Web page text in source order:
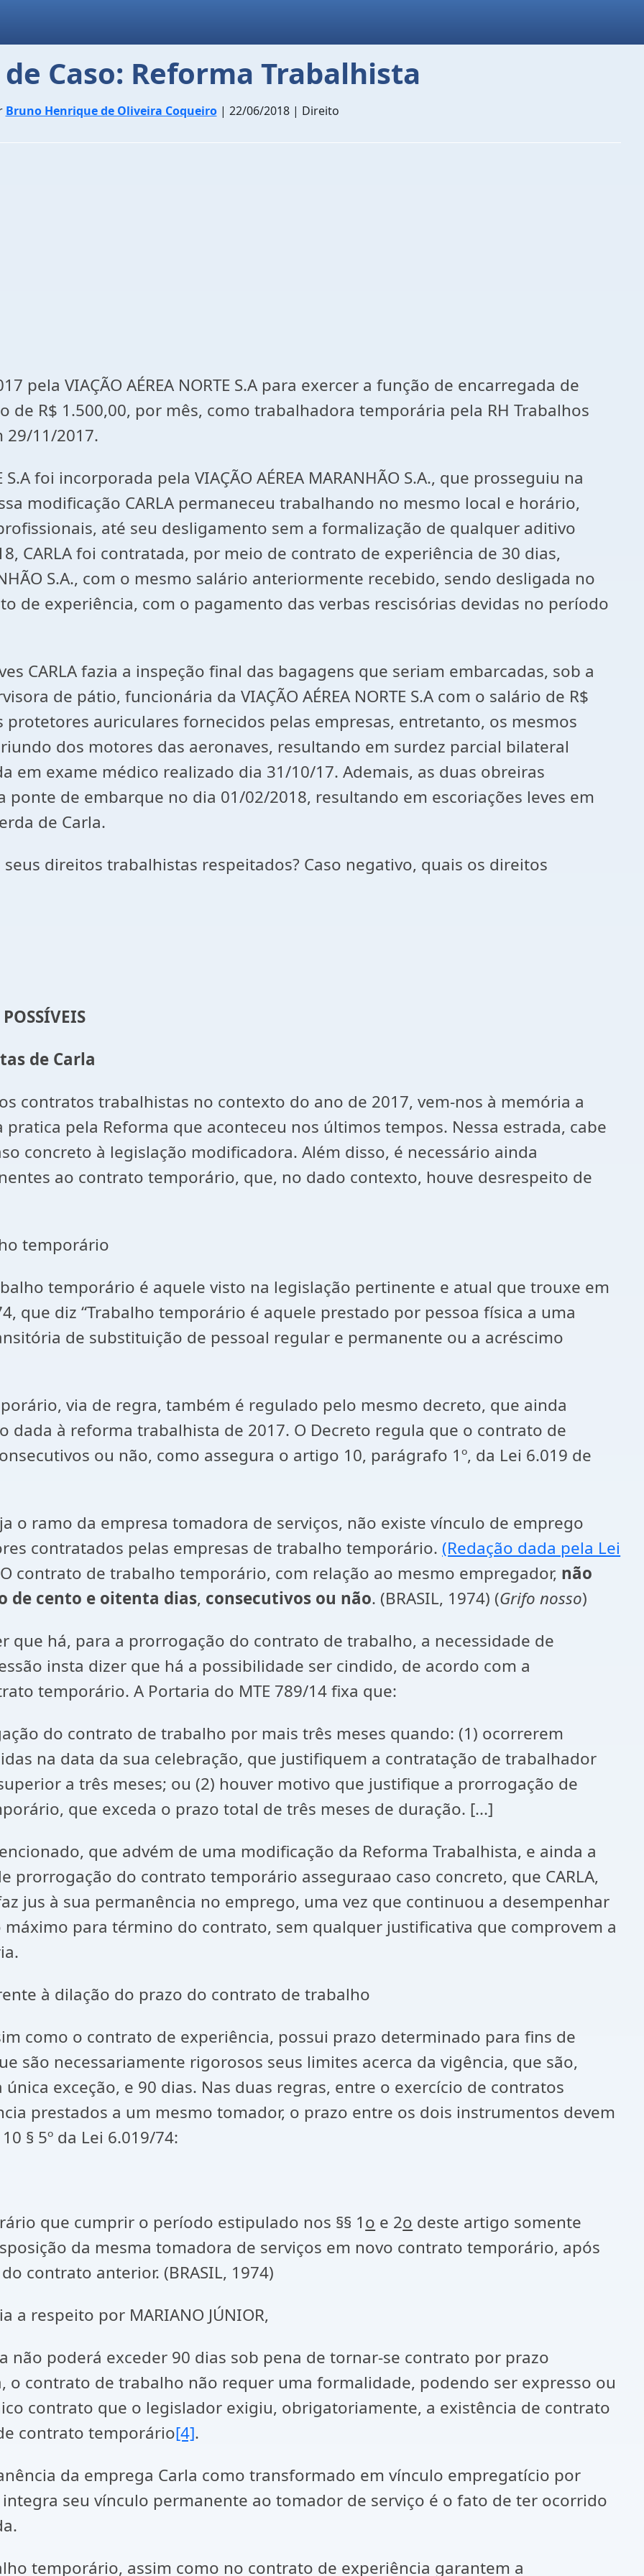
Caso: Reforma Trabalhista
Bruno Henrique de Oliveira Coqueiro| 22/06/2018 | Direito
pela VIAÇÃO AÉREA NORTE S.A para exercer a função de encarregada de
de R$ 1.500,00, por mês, como trabalhadora temporária pela RH Trabalhos
29/11/2017.
S.A foi incorporada pela VIAÇÃO AÉREA MARANHÃO S.A., que prosseguiu na
modificação CARLA permaneceu trabalhando no mesmo local e horário,
até seu desligamento sem a formalização de qualquer aditivo
CARLA foi contratada, por meio de contrato de experiência de 30 dias,
S.A., com o mesmo salário anteriormente recebido, sendo desligada no
de experiência, com o pagamento das verbas rescisórias devidas no período
CARLA fazia a inspeção final das bagagens que seriam embarcadas, sob a
de pátio, funcionária da VIAÇÃO AÉREA NORTE S.A com o salário de R$
protetores auriculares fornecidos pelas empresas, entretanto, os mesmos
dos motores das aeronaves, resultando em surdez parcial bilateral
em exame médico realizado dia 31/10/17. Ademais, as duas obreiras
de embarque no dia 01/02/2018, resultando em escoriações leves em
de Carla.
direitos trabalhistas respeitados? Caso negativo, quais os direitos
de Carla
contratos trabalhistas no contexto do ano de 2017, vem-nos à memória a
pela Reforma que aconteceu nos últimos tempos. Nessa estrada, cabe
concreto à legislação modificadora. Além disso, é necessário ainda
ao contrato temporário, que, no dado contexto, houve desrespeito de
temporário
temporário é aquele visto na legislação pertinente e atual que trouxe em
que diz “Trabalho temporário é aquele prestado por pessoa física a uma
de substituição de pessoal regular e permanente ou a acréscimo
via de regra, também é regulado pelo mesmo decreto, que ainda
dada à reforma trabalhista de 2017. O Decreto regula que o contrato de
ou não, como assegura o artigo 10, parágrafo 1º, da Lei 6.019 de
o ramo da empresa tomadora de serviços, não existe vínculo de emprego
contratados pelas empresas de trabalho temporário. (Redação dada pela Lei
contrato de trabalho temporário, com relação ao mesmo empregador, não
de cento e oitenta dias, consecutivos ou não. (BRASIL, 1974) (Grifo nosso)
que há, para a prorrogação do contrato de trabalho, a necessidade de
insta dizer que há a possibilidade ser cindido, de acordo com a
temporário. A Portaria do MTE 789/14 fixa que:
do contrato de trabalho por mais três meses quando: (1) ocorrerem
na data da sua celebração, que justifiquem a contratação de trabalhador
a três meses; ou (2) houver motivo que justifique a prorrogação de
que exceda o prazo total de três meses de duração. [...]
que advém de uma modificação da Reforma Trabalhista, e ainda a
prorrogação do contrato temporário asseguraao caso concreto, que CARLA,
jus à sua permanência no emprego, uma vez que continuou a desempenhar
para término do contrato, sem qualquer justificativa que comprovem a
à dilação do prazo do contrato de trabalho
como o contrato de experiência, possui prazo determinado para fins de
são necessariamente rigorosos seus limites acerca da vigência, que são,
exceção, e 90 dias. Nas duas regras, entre o exercício de contratos
prestados a um mesmo tomador, o prazo entre os dois instrumentos devem
§ 5º da Lei 6.019/74:
que cumprir o período estipulado nos §§ 1o e 2o deste artigo somente
da mesma tomadora de serviços em novo contrato temporário, após
contrato anterior. (BRASIL, 1974)
respeito por MARIANO JÚNIOR,
não poderá exceder 90 dias sob pena de tornar-se contrato por prazo
o contrato de trabalho não requer uma formalidade, podendo ser expresso ou
contrato que o legislador exigiu, obrigatoriamente, a existência de contrato
contrato temporário[4].
da emprega Carla como transformado em vínculo empregatício por
seu vínculo permanente ao tomador de serviço é o fato de ter ocorrido
temporário, assim como no contrato de experiência garantem a